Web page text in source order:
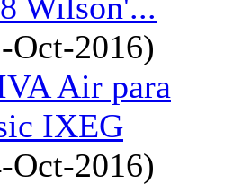
Oct-2016)
Air para
IXEG
Oct-2016)